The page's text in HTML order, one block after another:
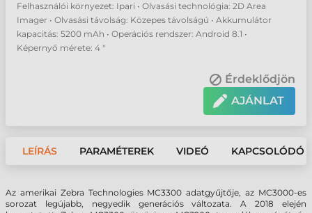
Felhasználói környezet: Ipari • Olvasási technológia: 2D Area
Imager • Olvasási távolság: Közepes távolságú • Akkumulátor
kapacitás: 5200 mAh • Operációs rendszer: Android 8.1 •
Képernyő mérete: 4 "
Érdeklődjön
AJÁNLAT
LEÍRÁS PARAMÉTEREK VIDEÓ KAPCSOLÓDÓ
Az amerikai Zebra Technologies MC3300 adatgyűjtője, az MC3000-es
sorozat legújabb, negyedik generációs változata. A 2018 elején